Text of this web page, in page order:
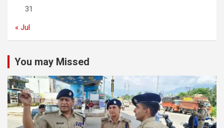
31
« Jul
You may Missed